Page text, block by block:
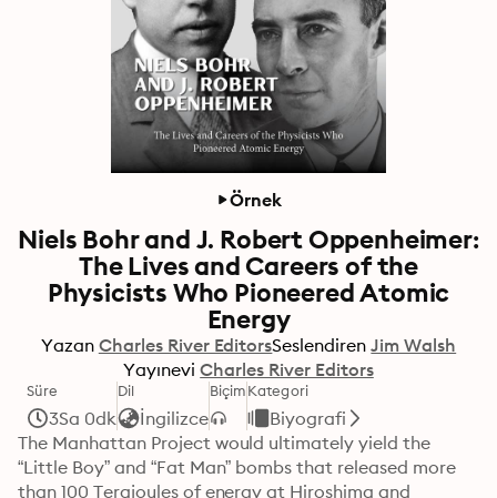
Örnek
Niels Bohr and J. Robert Oppenheimer:
The Lives and Careers of the
Physicists Who Pioneered Atomic
Energy
Yazan Charles River EditorsSeslendiren Jim Walsh
Yayınevi Charles River Editors
Süre
3Sa 0dk
Dil
İngilizce
BiçimKategori
Biyografi
The Manhattan Project would ultimately yield the
“Little Boy” and “Fat Man” bombs that released more
than 100 Terajoules of energy at Hiroshima and